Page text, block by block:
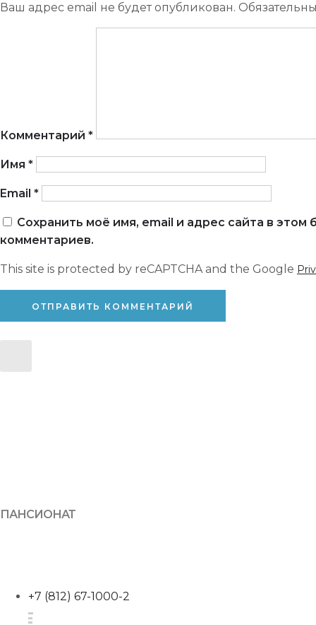
Ваш адрес email не будет опубликован.
Комментарий *
Имя *
Email *
Сохранить моё имя, email и адрес сайта в
комментариев.
This site is protected by reCAPTCHA and the Google
ПАНСИОНАТ
+7 (812) 67-1000-2